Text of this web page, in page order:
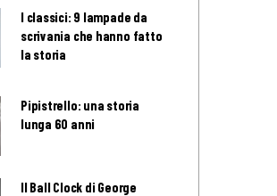
I classici: 9 lampade da
scrivania che hanno fatto
la storia
Pipistrello: una storia
lunga 60 anni
Il Ball Clock di George